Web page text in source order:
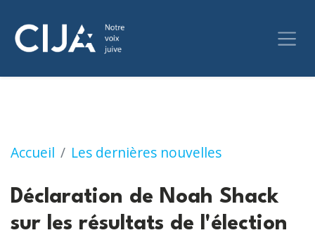
Accueil Les dernières nouvelles
Déclaration de Noah Shack sur les résultats
Déclaration de Noah Shack
sur les résultats de l'élection